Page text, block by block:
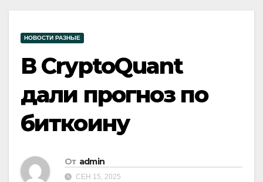
НОВОСТИ РАЗНЫЕ
В CryptoQuant
дали прогноз по
биткоину
От admin
СЕН 15, 2025